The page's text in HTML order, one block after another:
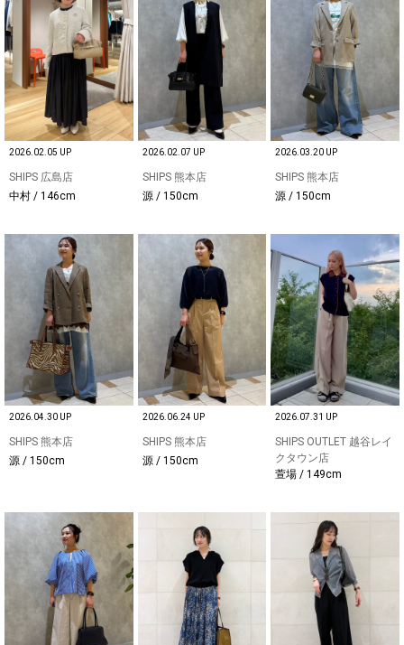
2026.02.05 UP
SHIPS 広島店
中村 / 146cm
2026.02.07 UP
SHIPS 熊本店
源 / 150cm
2026.03.20 UP
SHIPS 熊本店
源 / 150cm
2026.04.30 UP
SHIPS 熊本店
源 / 150cm
2026.06.24 UP
SHIPS 熊本店
源 / 150cm
2026.07.31 UP
SHIPS OUTLET 越谷レイ
クタウン店
萱場 / 149cm